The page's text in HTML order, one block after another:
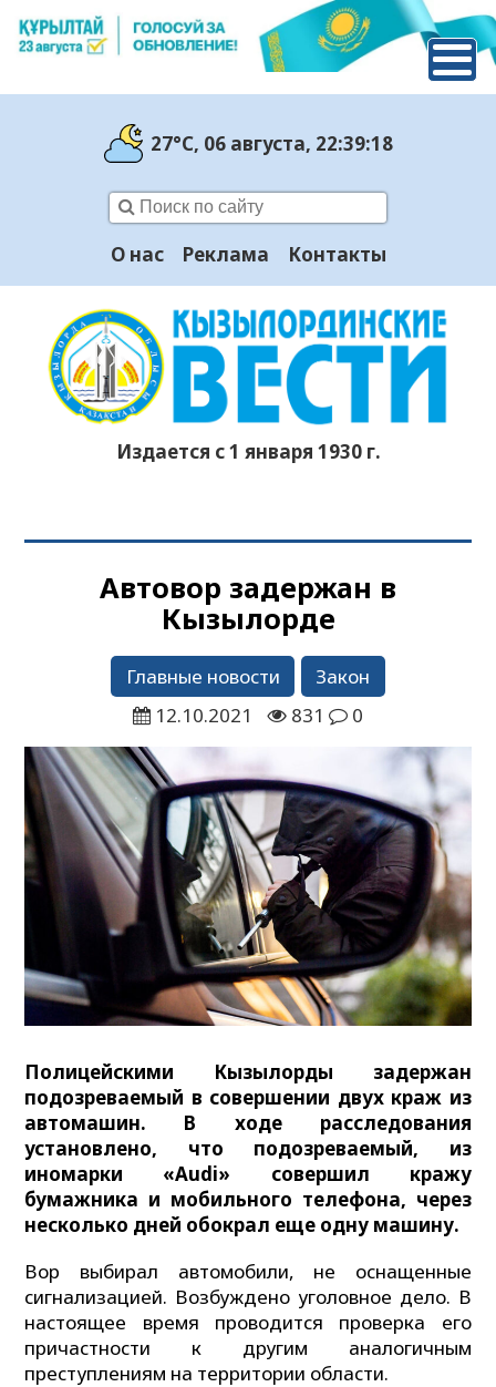
27°C, 06 августа, 22:39:19
О нас Реклама Контакты
Издается с 1 января 1930 г.
Автовор задержан в
Кызылорде
Главные новости
Закон
12.10.2021
831 0
Полицейскими Кызылорды задержан
подозреваемый в совершении двух краж из
автомашин. В ходе расследования
установлено, что подозреваемый, из
иномарки «Audi» совершил кражу
бумажника и мобильного телефона, через
несколько дней обокрал еще одну машину.
Вор выбирал автомобили, не оснащенные
сигнализацией. Возбуждено уголовное дело. В
настоящее время проводится проверка его
причастности к другим аналогичным
преступлениям на территории области.